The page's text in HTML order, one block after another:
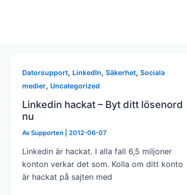
Datorsupport, LinkedIn, Säkerhet, Sociala
medier, Uncategorized
Linkedin hackat – Byt ditt lösenord
nu
AvSupporten 2012-06-07
Linkedin är hackat. I alla fall 6,5 miljoner
konton verkar det som. Kolla om ditt konto
är hackat på sajten med